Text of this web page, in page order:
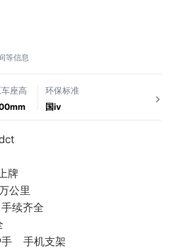
等信息
车座高
环保标准
国ⅳ
牌
公里
续齐全
手机支架